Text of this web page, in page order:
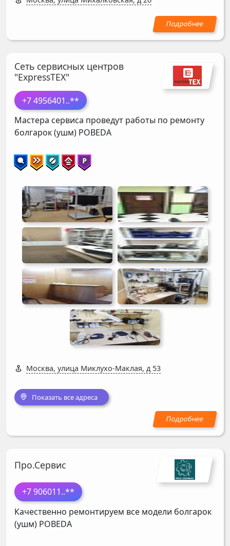
Сеть сервисных центров
"ExpressTEX"
+7 4956401..**
Мастера сервиса проведут работы по ремонту
болгарок (ушм) POBEDA
Москва, улица Миклухо-Маклая, д 53
Показать все адреса
Про.Сервис
+7 906011..**
Качественно ремонтируем все модели болгарок
(ушм) POBEDA